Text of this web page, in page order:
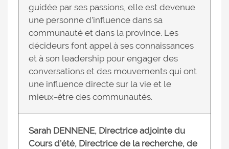
guidée par ses passions, elle est devenue
une personne d’influence dans sa
communauté et dans la province. Les
décideurs font appel à ses connaissances
et à son leadership pour engager des
conversations et des mouvements qui ont
une influence directe sur la vie et le
mieux-être des communautés.
Sarah DENNENE, Directrice adjointe du
Cours d’été, Directrice de la recherche, de